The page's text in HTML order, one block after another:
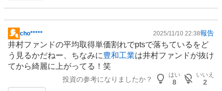
掲
示
板
記
cho***** 2025/11/10 22:38報告
井村ファンドの平均取得単価割れでptsで落ちているをど
う見るかだねー、ちなみに豊和工業は井村ファンドが抜け
てから綺麗に上がってる！笑
投資の参考になりましたか？
はい
8
いいえ
2